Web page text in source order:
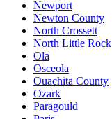
Newport
Newton County
North Crossett
North Little Rock
Ola
Osceola
Ouachita County
Ozark
Paragould